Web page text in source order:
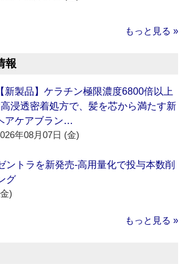
もっと見る »
報
【新製品】ケラチン極限濃度6800倍以上
浸透密着処方で、髪を芯から満たす新
アケアブラン…
年08月07日 (金)
ントラを新発売‐高用量化で投与本数削
グ
)
もっと見る »